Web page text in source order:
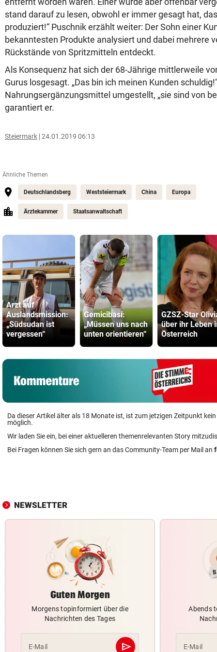
stand darauf zu lesen, obwohl er immer gesagt hat,
produziert!“ Puschnik erzählt weiter: Der Sohn einer
bekanntesten Produkte analysiert und dabei mehrere
Rückstände von Spritzmitteln entdeckt.
Als Konsequenz hat sich der 68-Jährige mittlerweile
Gurus losgesagt. „Das bin ich meinen Kunden
Nahrungsergänzungsmittel umgestellt, „sie sind von
garantiert er.
Steiermark 24.01.2019 06:13
Ähnliche Themen
Deutschlandsberg Weststeiermark China Europa
Ärztekammer Staatsanwaltschaft
Arzt auf
Auslandsmission:
„Südsudan ist
vergessen“
Gemicibasi:
„Müssen uns nach
unten orientieren“
GZSZ-Star
über ihr Leben
Österreich
Da dieser Artikel älter als 18 Monate ist, ist zum jetzigen Zeitpunkt
möglich.
Wir laden Sie ein, bei einer aktuelleren themenrelevanten Story
Bei Fragen können Sie sich gern an das Community-Team per Mail an
NEWSLETTER
Guten Morgen
Morgens topinformiert über die
Nachrichten des Tages
E-Mail send
Abschicken
Abends
E-Mail